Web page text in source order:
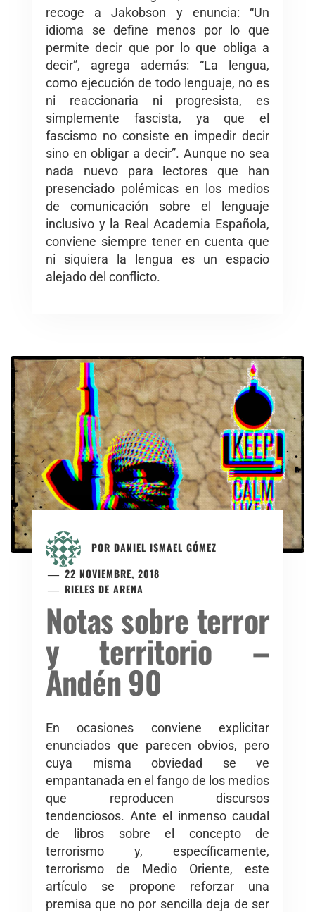
recoge a Jakobson y enuncia: “Un
idioma se define menos por lo que
permite decir que por lo que obliga a
decir”, agrega además: “La lengua,
como ejecución de todo lenguaje, no es
ni reaccionaria ni progresista, es
simplemente fascista, ya que el
fascismo no consiste en impedir decir
sino en obligar a decir”. Aunque no sea
nada nuevo para lectores que han
presenciado polémicas en los medios
de comunicación sobre el lenguaje
inclusivo y la Real Academia Española,
conviene siempre tener en cuenta que
ni siquiera la lengua es un espacio
alejado del conflicto.
POR DANIEL ISMAEL GÓMEZ
22 NOVIEMBRE, 2018
RIELES DE ARENA
Notas sobre terror
y territorio –
Andén 90
En ocasiones conviene explicitar
enunciados que parecen obvios, pero
cuya misma obviedad se ve
empantanada en el fango de los medios
que reproducen discursos
tendenciosos. Ante el inmenso caudal
de libros sobre el concepto de
terrorismo y, específicamente,
terrorismo de Medio Oriente, este
artículo se propone reforzar una
premisa que no por sencilla deja de ser